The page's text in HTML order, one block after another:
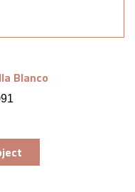
Blanco